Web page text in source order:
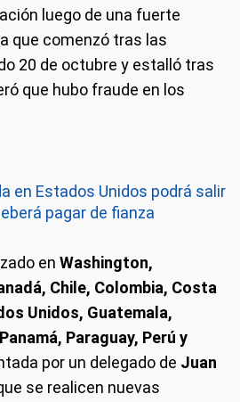
luego de una fuerte
que comenzó tras las
20 de octubre y estalló tras
que hubo fraude en los
en Estados Unidos podrá salir
pagar de fianza
en Washington,
Chile, Colombia, Costa
Unidos, Guatemala,
Paraguay, Perú y
por un delegado de Juan
se realicen nuevas